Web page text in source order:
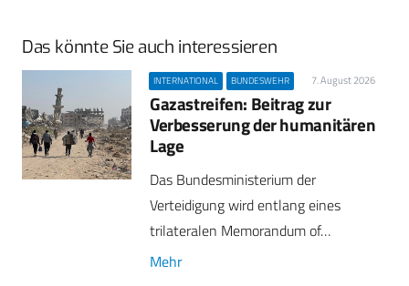
Das könnte Sie auch interessieren
INTERNATIONAL BUNDESWEHR 7. August 2026
Gazastreifen: Beitrag zur
Verbesserung der humanitären
Lage
Das Bundesministerium der
Verteidigung wird entlang eines
trilateralen Memorandum of…
Mehr